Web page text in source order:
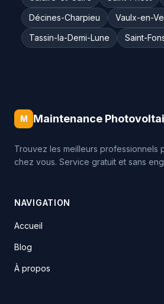
Décines-Charpieu
Vaulx-en-
Tassin-la-Demi-Lune
Saint-
M Maintenance
Trouvez les meilleurs professionnels
chez vous. Service gratuit et sans
NAVIGATION
Accueil
Blog
À propos